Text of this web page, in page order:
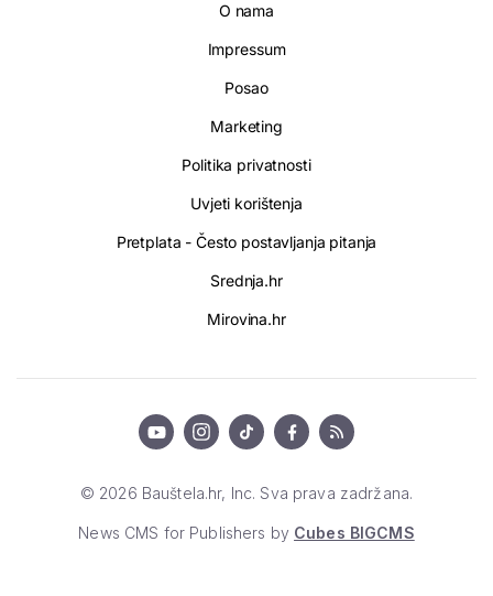
O nama
Impressum
Posao
Marketing
Politika privatnosti
Uvjeti korištenja
Pretplata - Često postavljanja pitanja
Srednja.hr
Mirovina.hr
© 2026 Bauštela.hr, Inc. Sva prava zadržana.
News CMS for Publishers by Cubes BIGCMS